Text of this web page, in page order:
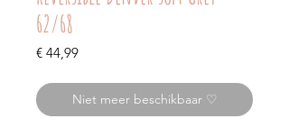
62/68
€ 44,99Prijs
Niet meer beschikbaar ♡